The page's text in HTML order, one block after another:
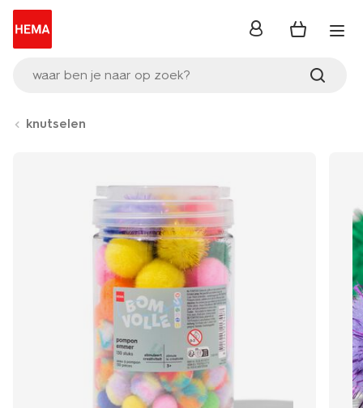
waar ben je naar op zoek?
inloggen
knutselen